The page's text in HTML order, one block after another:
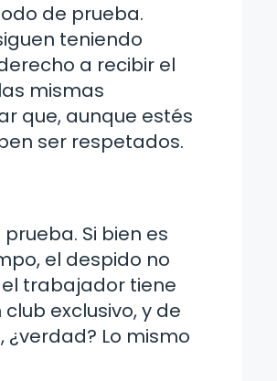
de prueba.
teniendo
a recibir el
mismas
que, aunque estés
ser respetados.
Si bien es
el despido no
trabajador tiene
exclusivo, y de
Lo mismo